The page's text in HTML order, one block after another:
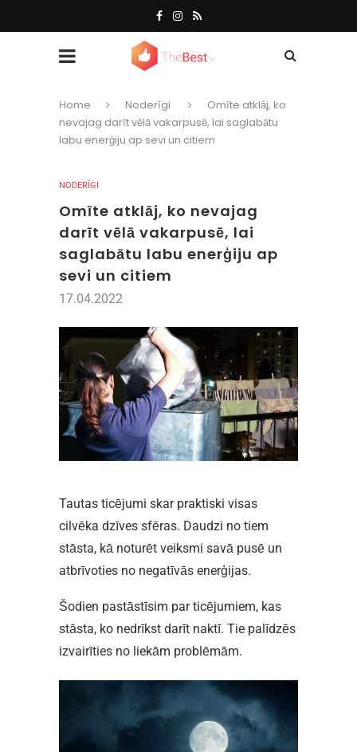
Home Noderīgi
Omīte atklāj, ko
nevajag darīt vēlā vakarpusē, lai saglabātu
labu enerģiju ap sevi un citiem
NODERĪGI
Omīte atklāj, ko nevajag
darīt vēlā vakarpusē, lai
saglabātu labu enerģiju ap
sevi un citiem
17.04.2022
Tautas ticējumi skar praktiski visas
cilvēka dzīves sfēras. Daudzi no tiem
stāsta, kā noturēt veiksmi savā pusē un
atbrīvoties no negatīvās enerģijas.
Šodien pastāstīsim par ticējumiem, kas
stāsta, ko nedrīkst darīt naktī. Tie palīdzēs
izvairīties no liekām problēmām.